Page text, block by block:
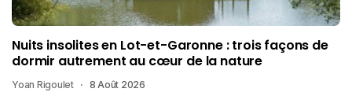
Nuits insolites en Lot-et-Garonne : trois façons de
dormir autrement au cœur de la nature
Yoan Rigoulet 8 Août 2026